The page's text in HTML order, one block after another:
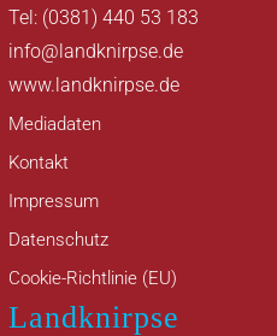
Tel: (0381) 440 53 183
info@landknirpse.de
www.landknirpse.de
Mediadaten
Kontakt
Impressum
Datenschutz
Cookie-Richtlinie (EU)
Landknirpse